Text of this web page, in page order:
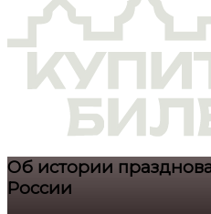
Об истории
России